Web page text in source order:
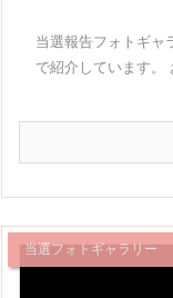
当選報告フォトギャ
で紹介しています。
当選フォトギャラリー